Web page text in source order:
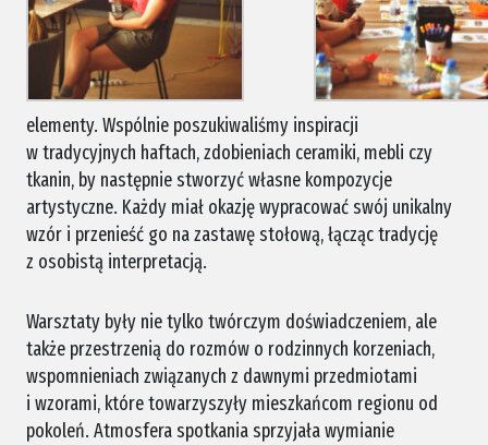
elementy. Wspólnie poszukiwaliśmy inspiracji
w tradycyjnych haftach, zdobieniach ceramiki, mebli czy
tkanin, by następnie stworzyć własne kompozycje
artystyczne. Każdy miał okazję wypracować swój unikalny
wzór i przenieść go na zastawę stołową, łącząc tradycję
z osobistą interpretacją.
Warsztaty były nie tylko twórczym doświadczeniem, ale
także przestrzenią do rozmów o rodzinnych korzeniach,
wspomnieniach związanych z dawnymi przedmiotami
i wzorami, które towarzyszyły mieszkańcom regionu od
pokoleń. Atmosfera spotkania sprzyjała wymianie